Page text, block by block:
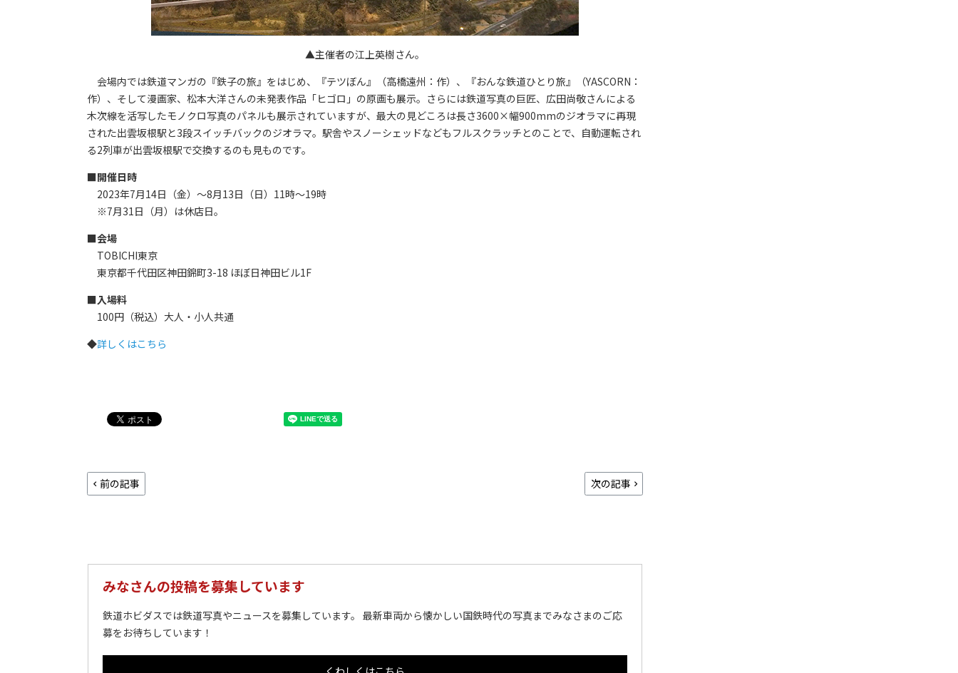
▲主催者の江上英樹さん。
会場内では鉄道マンガの『鉄子の旅』をはじめ、『テツぼん』（高橋遠州：作）、『おんな鉄道ひとり旅』（YASCORN：
作）、そして漫画家、松本大洋さんの未発表作品「ヒゴロ」の原画も展示。さらには鉄道写真の巨匠、広田尚敬さんによる
木次線を活写したモノクロ写真のパネルも展示されていますが、最大の見どころは長さ3600×幅900mmのジオラマに再現
された出雲坂根駅と3段スイッチバックのジオラマ。駅舎やスノーシェッドなどもフルスクラッチとのことで、自動運転され
る2列車が出雲坂根駅で交換するのも見ものです。
■開催日時
2023年7月14日（金）〜8月13日（日）11時～19時
※7月31日（月）は休店日。
■会場
TOBICHI東京
東京都千代田区神田錦町3-18 ほぼ日神田ビル1F
■入場料
100円（税込）大人・小人共通
◆詳しくはこちら
前の記事 次の記事
みなさんの投稿を募集しています
鉄道ホビダスでは鉄道写真やニュースを募集しています。 最新車両から懐かしい国鉄時代の写真までみなさまのご応
募をお待ちしています！